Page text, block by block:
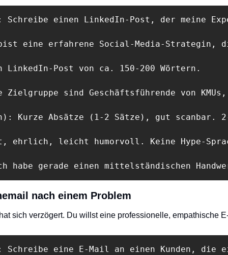
einen LinkedIn-Post, der meine
eine erfahrene Social-Media-
LinkedIn-Post von ca. 150-200 Wörtern.
Zielgruppe sind Geschäftsführende von
Kurze Absätze (1-2 Sätze), gut scanbar. 2-
ehrlich, leicht humorvoll. Keine Hype-
habe gerade einen mittelständischen
nach einem Problem
sich verzögert. Du willst eine professionelle, empathische
Schreibe eine E-Mail an einen Kunden, die